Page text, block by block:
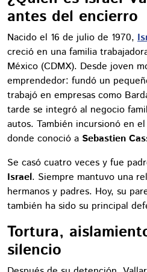
antes del encierro
Nacido el 16 de julio de 1970,
creció en una familia
México (CDMX). Desde joven
emprendedor: fundó un
trabajó en empresas como
tarde se integró al negocio
autos. También incursionó en
donde conoció a Sebastien
Se casó cuatro veces y fue
Israel. Siempre mantuvo una
hermanos y padres. Hoy, su
también ha sido su principal
Tortura,
silencio